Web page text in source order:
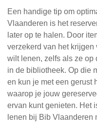
Een handige tip om
Vlaanderen is het
later op te halen. Door
verzekerd van het
wilt lenen, zelfs als ze op
in de bibliotheek. Op die
en kun je met een gerust
waarop je jouw
ervan kunt genieten. Het
lenen bij Bib Vlaanderen